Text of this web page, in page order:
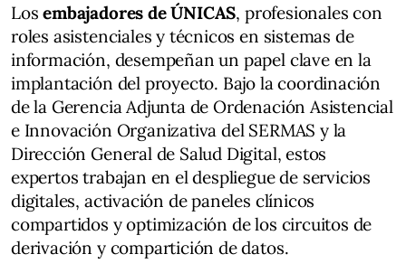
Losembajadores de ÚNICAS, profesionales con
roles asistenciales y técnicos en sistemas de
información, desempeñan un papel clave en la
implantación del proyecto. Bajo la coordinación
de la Gerencia Adjunta de Ordenación Asistencial
e Innovación Organizativa del SERMAS y la
Dirección General de Salud Digital, estos
expertos trabajan en el despliegue de servicios
digitales, activación de paneles clínicos
compartidos y optimización de los circuitos de
derivación y compartición de datos.